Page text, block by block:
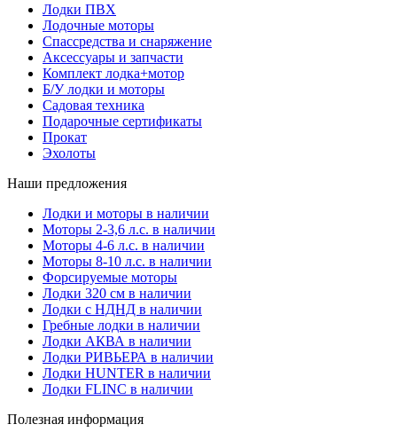
Лодки ПВХ
Лодочные моторы
Спассредства и снаряжение
Аксессуары и запчасти
Комплект лодка+мотор
Б/У лодки и моторы
Садовая техника
Подарочные сертификаты
Прокат
Эхолоты
Наши предложения
Лодки и моторы в наличии
Моторы 2-3,6 л.с. в наличии
Моторы 4-6 л.с. в наличии
Моторы 8-10 л.с. в наличии
Форсируемые моторы
Лодки 320 см в наличии
Лодки с НДНД в наличии
Гребные лодки в наличии
Лодки АКВА в наличии
Лодки РИВЬЕРА в наличии
Лодки HUNTER в наличии
Лодки FLINC в наличии
Полезная информация